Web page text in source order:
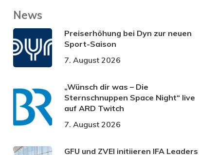
News
Preiserhöhung bei Dyn zur neuen
Sport-Saison
7. August 2026
„Wünsch dir was – Die
Sternschnuppen Space Night“ live
auf ARD Twitch
7. August 2026
GFU und ZVEI initiieren IFA Leaders